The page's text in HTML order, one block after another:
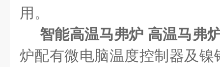
用。
智能高温马弗炉 高温马弗
炉配有微电脑温度控制器及